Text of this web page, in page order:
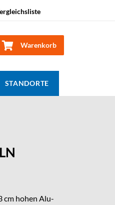
Warenkorb
STANDORTE
cm hohen Alu-